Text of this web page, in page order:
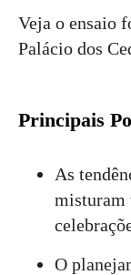
Veja o ensaio
Palácio dos
Principais
As
misturam
O